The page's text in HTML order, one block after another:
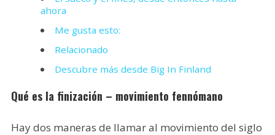
ahora
Me gusta esto:
Relacionado
Descubre más desde Big In Finland
Qué es la finización – movimiento fennómano
Hay dos maneras de llamar al movimiento del siglo